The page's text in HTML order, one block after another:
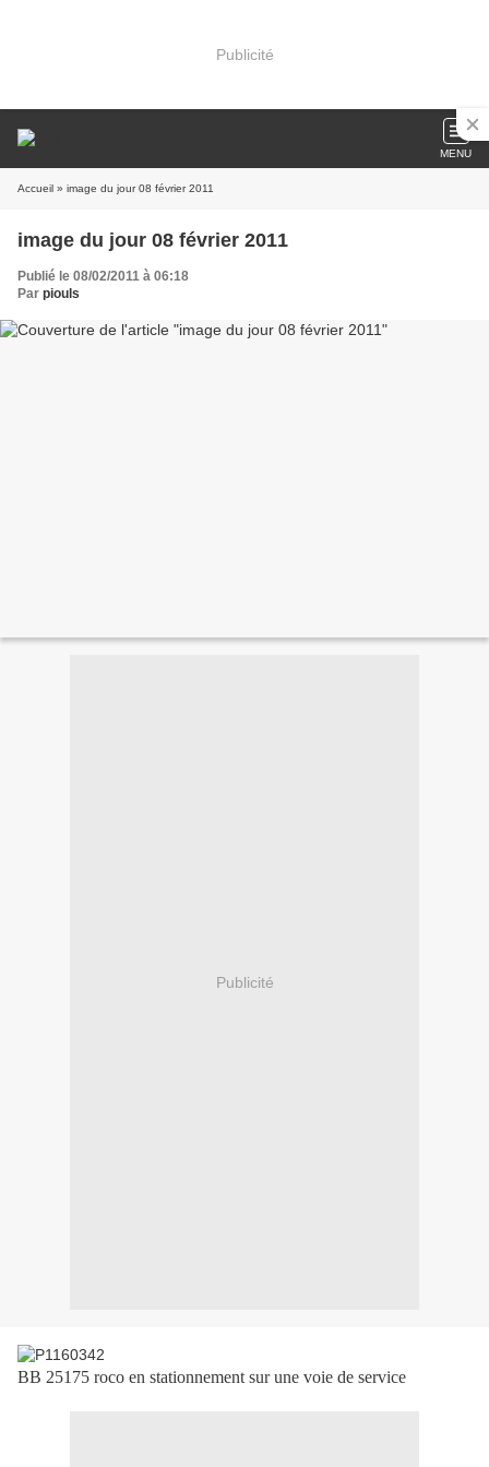
Publicité
MENU
Accueil » image du jour 08 février 2011
image du jour 08 février 2011
Publié le 08/02/2011 à 06:18
Par piouls
Publicité
BB 25175 roco en stationnement sur une voie de service